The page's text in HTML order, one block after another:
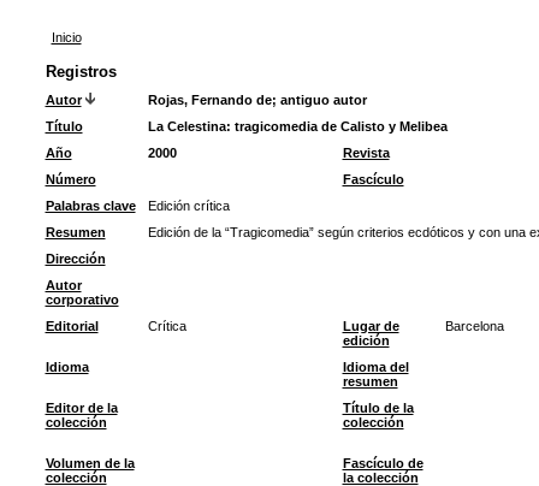
Inicio
Registros
Autor Rojas, Fernando de; antiguo autor
Título
La Celestina: tragicomedia de Calisto y Melibea
Año
2000
Revista
Número
Fascículo
Palabras clave
Edición crítica
Resumen
Edición de la “Tragicomedia” según criterios ecdóticos y con una
Dirección
Autor
corporativo
Editorial
Crítica
Lugar de
edición
Barcelona
Idioma
Idioma del
resumen
Editor de la
colección
Título de la
colección
Volumen de la
colección
Fascículo de
la colección